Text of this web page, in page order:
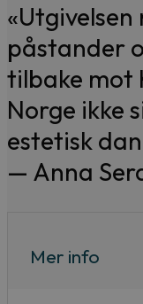
påstander
tilbake mot
Norge ikke
estetisk
— Anna
Mer info